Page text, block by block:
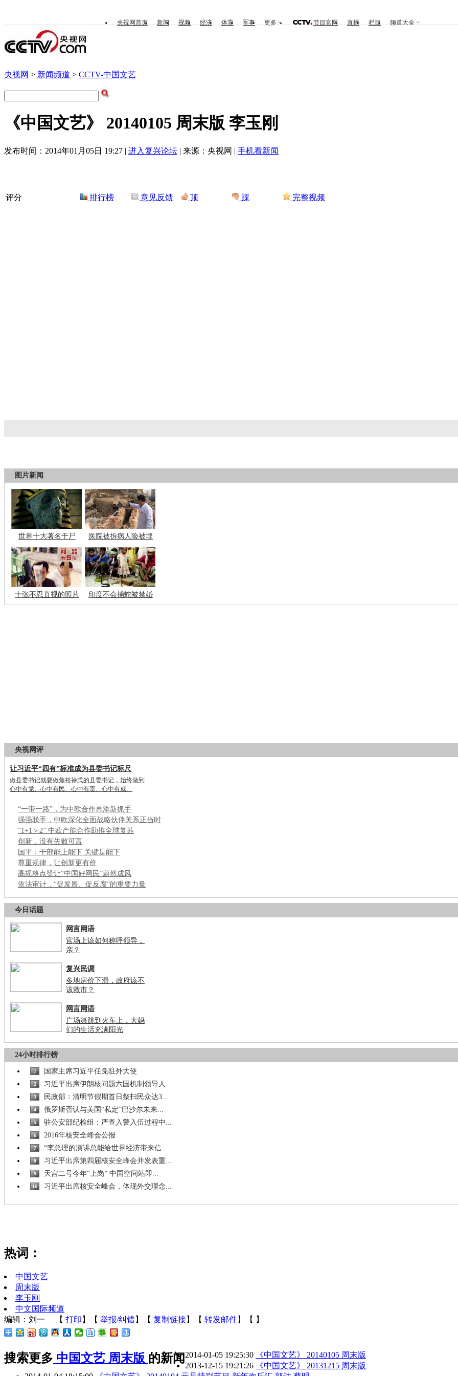
央视网首页 新闻 视频 经济 体育 军事 更多 节目官网 直播 栏目 频道大全
央视网 > 新闻频道 > CCTV-中国文艺
《中国文艺》 20140105 周末版 李玉刚
发布时间：2014年01月05日 19:27 | 进入复兴论坛 | 来源：央视网 | 手机看新闻
评分 排行榜 意见反馈 顶 踩 完整视频
图片新闻
世界十大著名干尸 医院被拆病人险被埋
十张不忍直视的照片 印度不会捕蛇被禁婚
央视网评
让习近平“四有”标准成为县委书记标尺
做县委书记就要做焦裕禄式的县委书记，始终做到
心中有党、心中有民、心中有责、心中有戒。
“一带一路”，为中欧合作再添新抓手
强强联手，中欧深化全面战略伙伴关系正当时
“1+1＞2” 中欧产能合作助推全球复苏
创新，没有失败可言
国平：干部能上能下 关键是能下
尊重规律，让创新更有价
高规格点赞让“中国好网民”蔚然成风
依法审计，“促发展、促反腐”的重要力量
今日话题
网言网语
官场上该如何称呼领导，
亲？
复兴民调
多地房价下滑，政府该不
该救市？
网言网语
广场舞跳到火车上，大妈
们的生活充满阳光
24小时排行榜
1 国家主席习近平任免驻外大使
2 习近平出席伊朗核问题六国机制领导人...
3 民政部：清明节假期首日祭扫民众达3...
4 俄罗斯否认与美国“私定”巴沙尔未来...
5 驻公安部纪检组：严查入警入伍过程中...
6 2016年核安全峰会公报
7 “李总理的演讲总能给世界经济带来信...
8 习近平出席第四届核安全峰会并发表重...
9 天宫二号今年“上岗” 中国空间站即...
10 习近平出席核安全峰会，体现外交理念...
热词：
中国文艺
周末版
李玉刚
中文国际频道
编辑：刘一
【 打印 】【 举报/纠错】【 复制链接】【 转发邮件】【 】
搜索更多 中国文艺 周末版 的新闻 2014-01-05 19:25:30
《中国文艺》 20140105 周末版
2013-12-15 19:21:26
《中国文艺》 20131215 周末版